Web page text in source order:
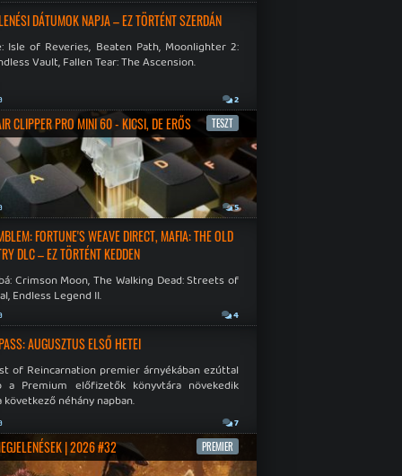
DÁTUMOK NAPJA – EZ TÖRTÉNT SZERDÁN
Isle of Reveries, Beaten Path, Moonlighter 2:
Vault, Fallen Tear: The Ascension.
2
CLIPPER PRO MINI 60 - KICSI, DE ERŐS TESZT
5
FORTUNE'S WEAVE DIRECT, MAFIA: THE OLD
DLC – EZ TÖRTÉNT KEDDEN
Crimson Moon, The Walking Dead: Streets of
Endless Legend II.
4
AUGUSZTUS ELSŐ HETEI
of Reincarnation premier árnyékában ezúttal
a Premium előfizetők könyvtára növekedik
következő néhány napban.
7
| 2026 #32 PREMIER